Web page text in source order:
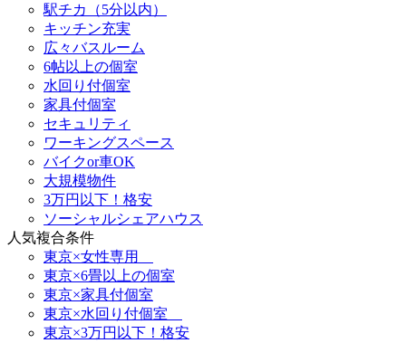
駅チカ（5分以内）
キッチン充実
広々バスルーム
6帖以上の個室
水回り付個室
家具付個室
セキュリティ
ワーキングスペース
バイクor車OK
大規模物件
3万円以下！格安
ソーシャルシェアハウス
人気複合条件
東京×女性専用
東京×6畳以上の個室
東京×家具付個室
東京×水回り付個室
東京×3万円以下！格安